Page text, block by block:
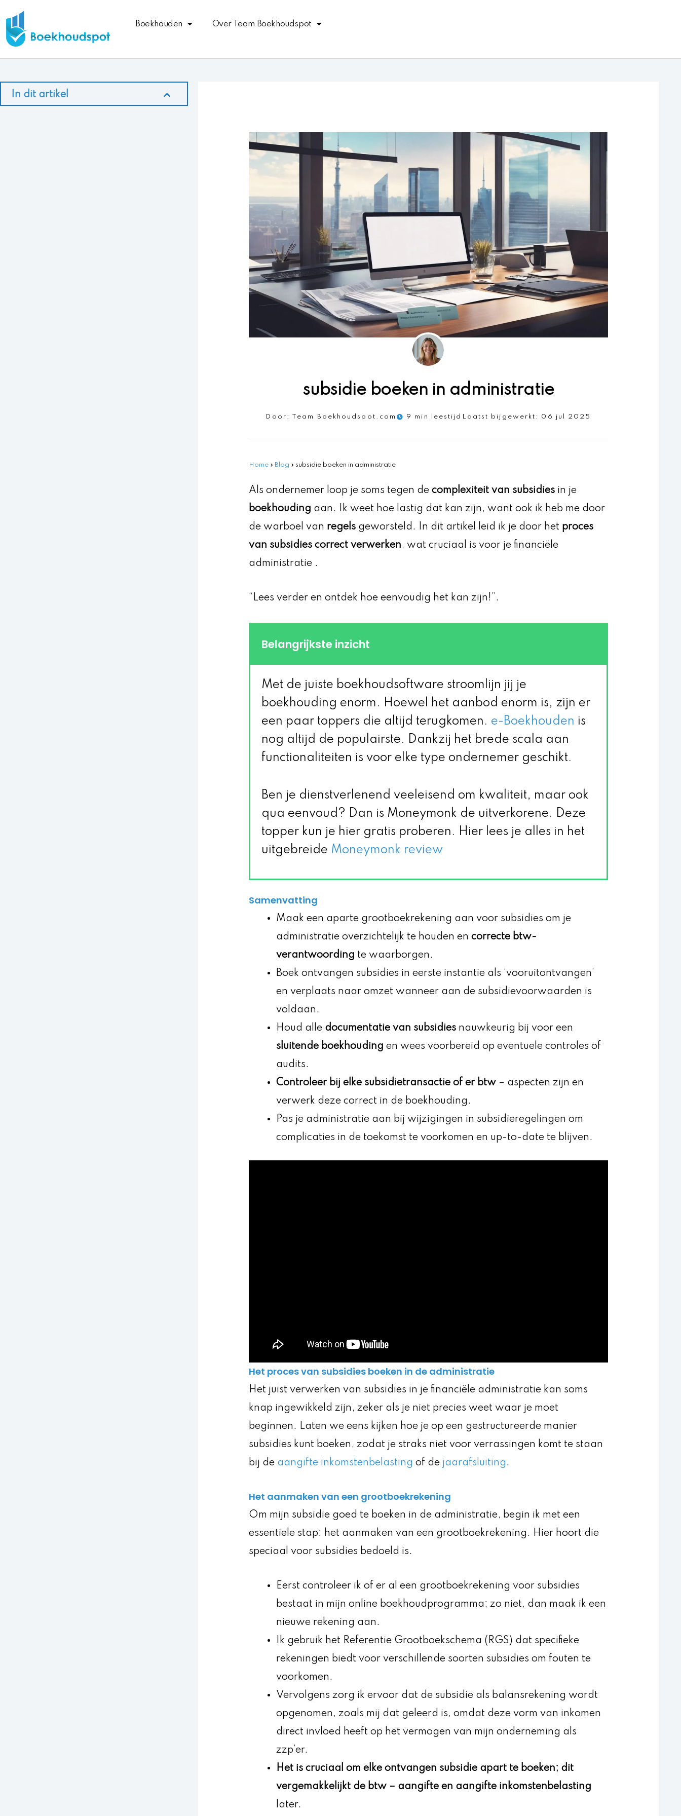
naar
de
inhoud
Boekhouden Over Team Boekhoudspot
In dit artikel
subsidie boeken in administratie
Door: Team Boekhoudspot.com 9 min leestijd Laatst bijgewerkt: 06 jul 2025
Home » Blog » subsidie boeken in administratie
Als ondernemer loop je soms tegen de complexiteit van subsidies in je
boekhouding aan. Ik weet hoe lastig dat kan zijn, want ook ik heb me door
de warboel van regels geworsteld. In dit artikel leid ik je door het proces
van subsidies correct verwerken, wat cruciaal is voor je financiële
administratie .
“Lees verder en ontdek hoe eenvoudig het kan zijn!”.
Belangrijkste inzicht
Met de juiste boekhoudsoftware stroomlijn jij je
boekhouding enorm. Hoewel het aanbod enorm is, zijn er
een paar toppers die altijd terugkomen. e-Boekhouden is
nog altijd de populairste. Dankzij het brede scala aan
functionaliteiten is voor elke type ondernemer geschikt.
Ben je dienstverlenend veeleisend om kwaliteit, maar ook
qua eenvoud? Dan is Moneymonk de uitverkorene. Deze
topper kun je hier gratis proberen. Hier lees je alles in het
uitgebreide Moneymonk review
Samenvatting
Maak een aparte grootboekrekening aan voor subsidies om je
administratie overzichtelijk te houden en correcte btw-
verantwoording te waarborgen.
Boek ontvangen subsidies in eerste instantie als ‘vooruitontvangen’
en verplaats naar omzet wanneer aan de subsidievoorwaarden is
voldaan.
Houd alle documentatie van subsidies nauwkeurig bij voor een
sluitende boekhouding en wees voorbereid op eventuele controles of
audits.
Controleer bij elke subsidietransactie of er btw – aspecten zijn en
verwerk deze correct in de boekhouding.
Pas je administratie aan bij wijzigingen in subsidieregelingen om
complicaties in de toekomst te voorkomen en up-to-date te blijven.
Het proces van subsidies boeken in de administratie
Het juist verwerken van subsidies in je financiële administratie kan soms
knap ingewikkeld zijn, zeker als je niet precies weet waar je moet
beginnen. Laten we eens kijken hoe je op een gestructureerde manier
subsidies kunt boeken, zodat je straks niet voor verrassingen komt te staan
bij de aangifte inkomstenbelasting of de jaarafsluiting .
Het aanmaken van een grootboekrekening
Om mijn subsidie goed te boeken in de administratie, begin ik met een
essentiële stap: het aanmaken van een grootboekrekening. Hier hoort die
speciaal voor subsidies bedoeld is.
Eerst controleer ik of er al een grootboekrekening voor subsidies
bestaat in mijn online boekhoudprogramma; zo niet, dan maak ik een
nieuwe rekening aan.
Ik gebruik het Referentie Grootboekschema (RGS) dat specifieke
rekeningen biedt voor verschillende soorten subsidies om fouten te
voorkomen.
Vervolgens zorg ik ervoor dat de subsidie als balansrekening wordt
opgenomen, zoals mij dat geleerd is, omdat deze vorm van inkomen
direct invloed heeft op het vermogen van mijn onderneming als
zzp’er.
Het is cruciaal om elke ontvangen subsidie apart te boeken; dit
vergemakkelijkt de btw – aangifte en aangifte inkomstenbelasting
later.